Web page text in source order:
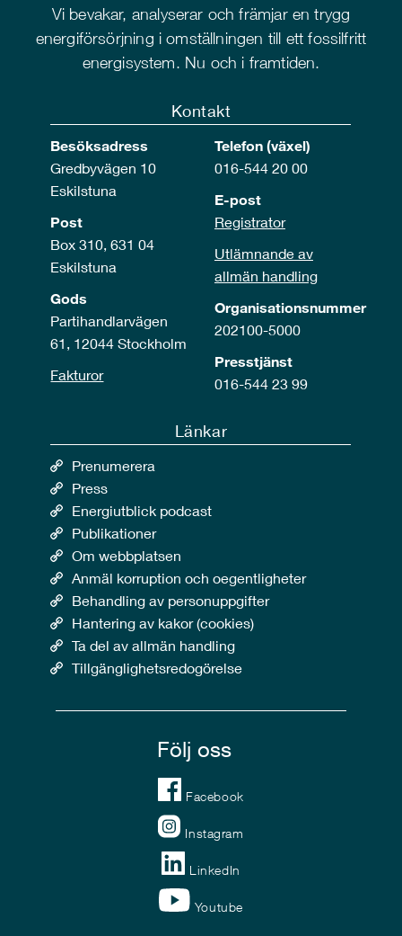
Vi bevakar, analyserar och främjar en trygg
energiförsörjning i omställningen till ett fossilfritt
energisystem. Nu och i framtiden.
Kontakt
Besöksadress
Gredbyvägen 10
Eskilstuna
Post
Box 310, 631 04
Eskilstuna
Gods
Partihandlarvägen
61, 12044 Stockholm
Fakturor
Telefon (växel)
016-544 20 00
E-post
Registrator
Utlämnande av
allmän handling
Organisationsnummer
202100-5000
Presstjänst
016-544 23 99
Länkar
Prenumerera
Press
Energiutblick podcast
Publikationer
Om webbplatsen
Anmäl korruption och oegentligheter
Behandling av personuppgifter
Hantering av kakor (cookies)
Ta del av allmän handling
Tillgänglighetsredogörelse
Följ oss
Facebook
Instagram
LinkedIn
Youtube